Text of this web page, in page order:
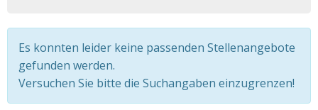
Es konnten leider keine passenden Stellenangebote
gefunden werden.
Versuchen Sie bitte die Suchangaben einzugrenzen!